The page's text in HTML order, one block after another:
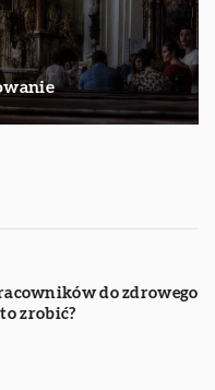
do zdrowego
zrobić?